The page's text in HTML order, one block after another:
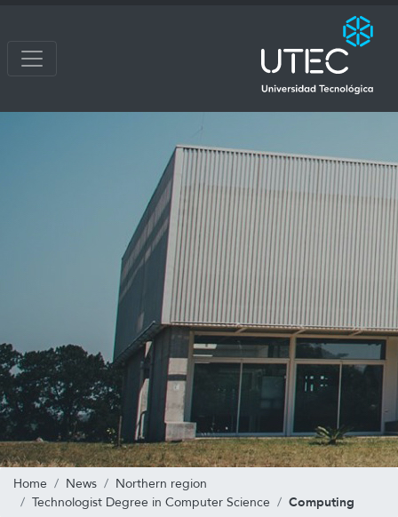
Home News
Northern region
Technologist Degree in Computer Science
Computing